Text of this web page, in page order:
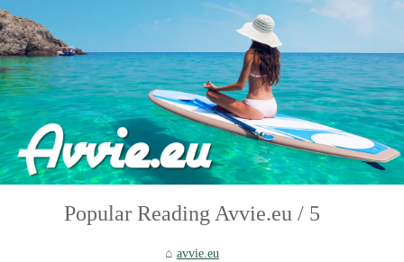
Popular Reading Avvie.eu / 5
avvie.eu